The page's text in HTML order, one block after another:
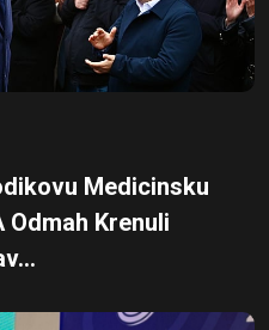
Medicinsku
Odmah Krenuli